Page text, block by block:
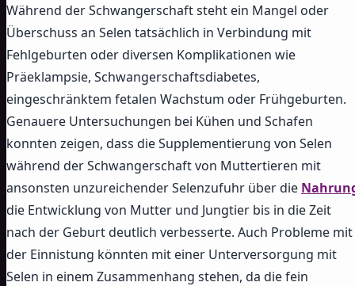
Während der Schwangerschaft steht ein Mangel oder
Überschuss an Selen tatsächlich in Verbindung mit
Fehlgeburten oder diversen Komplikationen wie
Präeklampsie, Schwangerschaftsdiabetes,
eingeschränktem fetalen Wachstum oder Frühgeburten.
Genauere Untersuchungen bei Kühen und Schafen
konnten zeigen, dass die Supplementierung von Selen
während der Schwangerschaft von Muttertieren mit
ansonsten unzureichender Selenzufuhr über die
die Entwicklung von Mutter und Jungtier bis in die Zeit
nach der Geburt deutlich verbesserte. Auch Probleme mit
der Einnistung könnten mit einer Unterversorgung mit
Selen in einem Zusammenhang stehen, da die fein